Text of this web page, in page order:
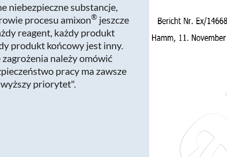
niebezpieczne substancje,
procesu amixon® jeszcze
reagent, każdy produkt
produkt końcowy jest inny.
należy omówić
pracy ma zawsze
priorytet".